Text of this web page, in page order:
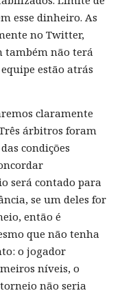
esse dinheiro. As
no Twitter,
também não terá
estão atrás
claramente
árbitros foram
condições
será contado para
se um deles for
então é
que não tenha
o jogador
níveis, o
não seria